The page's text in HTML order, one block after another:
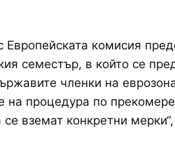
комисия
семестър, в който се
членки на
на процедура по
вземат конкретни